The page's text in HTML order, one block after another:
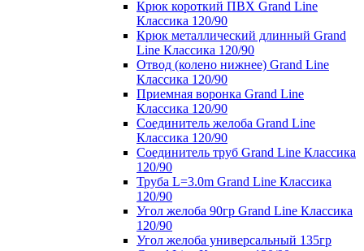
Крюк короткий ПВХ Grand Line
Классика 120/90
Крюк металлический длинный Grand
Line Классика 120/90
Отвод (колено нижнее) Grand Line
Классика 120/90
Приемная воронка Grand Line
Классика 120/90
Соединитель желоба Grand Line
Классика 120/90
Соединитель труб Grand Line Классика
120/90
Труба L=3.0m Grand Line Классика
120/90
Угол желоба 90гр Grand Line Классика
120/90
Угол желоба универсальный 135гр